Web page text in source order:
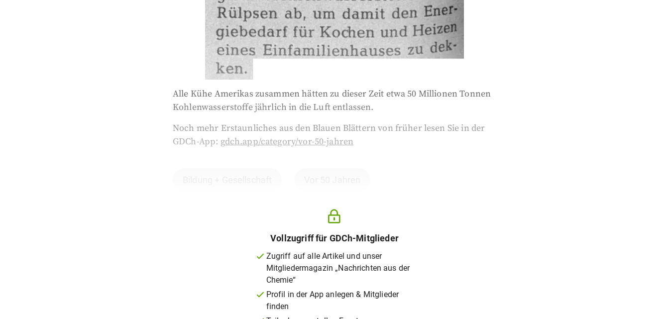
Alle Kühe Amerikas zusammen hätten zu dieser Zeit etwa 50 Millionen Tonnen
Kohlenwasserstoffe jährlich in die Luft entlassen.
Noch mehr Erstaunliches aus den Blauen Blättern von früher lesen Sie in der
GDCh-App: gdch.app/category/vor-50-jahren
Vollzugriff für GDCh-Mitglieder
Zugriff auf alle Artikel und unser
Mitgliedermagazin „Nachrichten aus der
Chemie“
Profil in der App anlegen & Mitglieder
finden